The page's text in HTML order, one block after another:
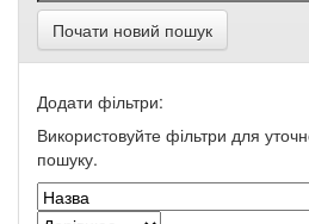
Почати новий пошук
Додати фільтри:
Використовуйте фільтри для
пошуку.